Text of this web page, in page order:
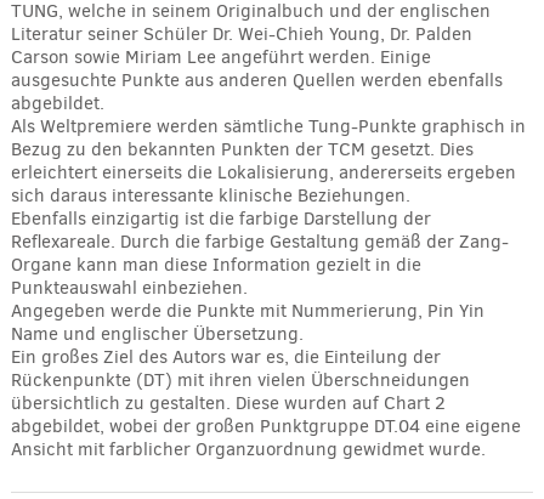
TUNG, welche in seinem Originalbuch und der englischen
Literatur seiner Schüler Dr. Wei-Chieh Young, Dr. Palden
Carson sowie Miriam Lee angeführt werden. Einige
ausgesuchte Punkte aus anderen Quellen werden ebenfalls
abgebildet.
Als Weltpremiere werden sämtliche Tung-Punkte graphisch in
Bezug zu den bekannten Punkten der TCM gesetzt. Dies
erleichtert einerseits die Lokalisierung, andererseits ergeben
sich daraus interessante klinische Beziehungen.
Ebenfalls einzigartig ist die farbige Darstellung der
Reflexareale. Durch die farbige Gestaltung gemäß der Zang-
Organe kann man diese Information gezielt in die
Punkteauswahl einbeziehen.
Angegeben werde die Punkte mit Nummerierung, Pin Yin
Name und englischer Übersetzung.
Ein großes Ziel des Autors war es, die Einteilung der
Rückenpunkte (DT) mit ihren vielen Überschneidungen
übersichtlich zu gestalten. Diese wurden auf Chart 2
abgebildet, wobei der großen Punktgruppe DT.04 eine eigene
Ansicht mit farblicher Organzuordnung gewidmet wurde.